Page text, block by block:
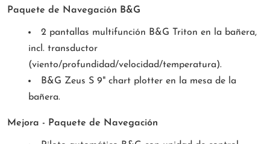
Paquete de Navegación B&G
2 pantallas multifunción B&G Triton en la bañera,
incl. transductor
(viento/profundidad/velocidad/temperatura).
B&G Zeus S 9" chart plotter en la mesa de la
bañera.
Mejora - Paquete de Navegación